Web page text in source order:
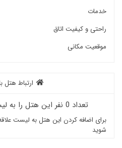
خدمات
راحتی و کیفیت اتاق
موقعیت مکانی
ارتباط هتل
تعداد 0 نفر این هتل را به لیست خود اضافه کرده‌اند
برای اضافه کردن این هتل به لیست
شوید